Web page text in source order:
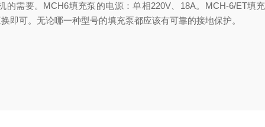
需要。MCH6填充泵的电源：单相220V、18A。MCH-6/ET填
即可。无论哪一种型号的填充泵都应该有可靠的接地保护。